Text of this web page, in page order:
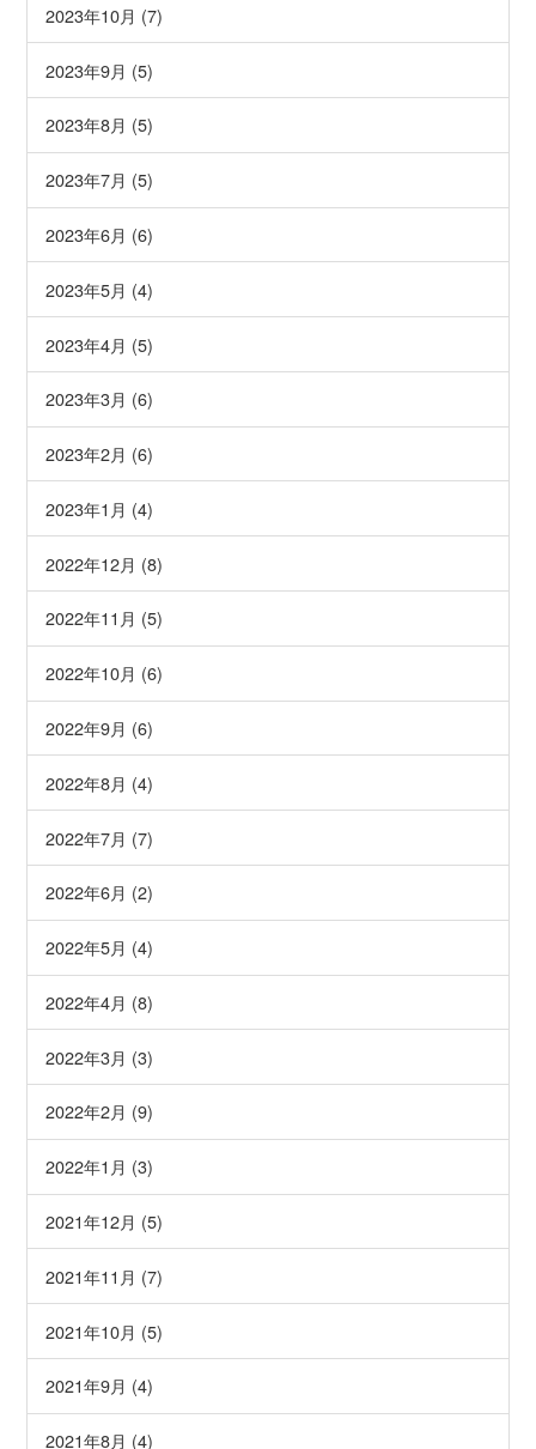
2023年10月 (7)
2023年9月 (5)
2023年8月 (5)
2023年7月 (5)
2023年6月 (6)
2023年5月 (4)
2023年4月 (5)
2023年3月 (6)
2023年2月 (6)
2023年1月 (4)
2022年12月 (8)
2022年11月 (5)
2022年10月 (6)
2022年9月 (6)
2022年8月 (4)
2022年7月 (7)
2022年6月 (2)
2022年5月 (4)
2022年4月 (8)
2022年3月 (3)
2022年2月 (9)
2022年1月 (3)
2021年12月 (5)
2021年11月 (7)
2021年10月 (5)
2021年9月 (4)
2021年8月 (4)